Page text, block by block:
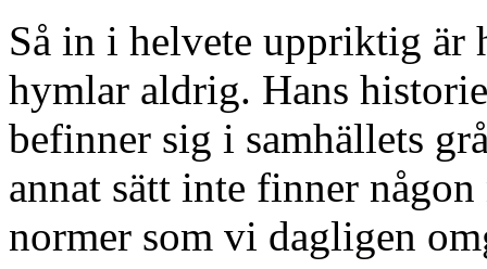
Så in i helvete uppriktig är
hymlar aldrig. Hans
befinner sig i samhällets
annat sätt inte finner
normer som vi dagligen